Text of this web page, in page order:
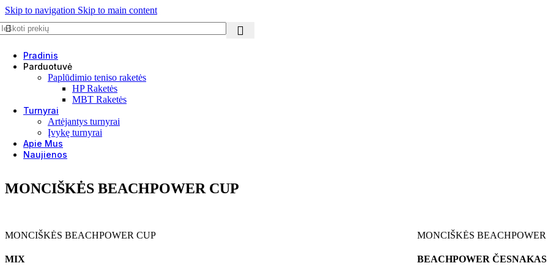
Skip to navigation Skip to main content
Pradinis
Parduotuvė
Paplūdimio teniso raketės
HP Raketės
MBT Raketės
Turnyrai
Artėjantys turnyrai
Įvykę turnyrai
Apie Mus
Naujienos
MONCIŠKĖS BEACHPOWER CUP
MONCIŠKĖS BEACHPOWER CUP
MIX
MONCIŠKĖS BEACHPOWER
BEACHPOWER ČESNAKAS